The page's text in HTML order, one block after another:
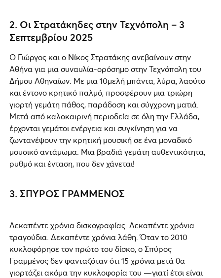
2. Οι Στρατάκηδες στην Τεχνόπολη – 3
Σεπτεμβρίου 2025
Ο Γιώργος και ο Νίκος Στρατάκης ανεβαίνουν στην
Αθήνα για μια συναυλία-ορόσημο στην Τεχνόπολη του
Δήμου Αθηναίων. Με μια 10μελή μπάντα, λύρα, λαούτο
και έντονο κρητικό παλμό, προσφέρουν μια τριώρη
γιορτή γεμάτη πάθος, παράδοση και σύγχρονη ματιά.
Μετά από καλοκαιρινή περιοδεία σε όλη την Ελλάδα,
έρχονται γεμάτοι ενέργεια και συγκίνηση για να
ζωντανέψουν την κρητική μουσική σε ένα μοναδικό
μουσικό αντάμωμα. Μια βραδιά γεμάτη αυθεντικότητα,
ρυθμό και ένταση, που δεν χάνεται!
3. ΣΠΥΡΟΣ ΓΡΑΜΜΕΝΟΣ
Δεκαπέντε χρόνια δισκογραφίας. Δεκαπέντε χρόνια
τραγούδια. Δεκαπέντε χρόνια λάθη. Όταν το 2010
κυκλοφόρησε τον πρώτο του δίσκο, ο Σπύρος
Γραμμένος δεν φανταζόταν ότι 15 χρόνια μετά θα
γιορτάζει ακόμα την κυκλοφορία του —γιατί έτσι είναι